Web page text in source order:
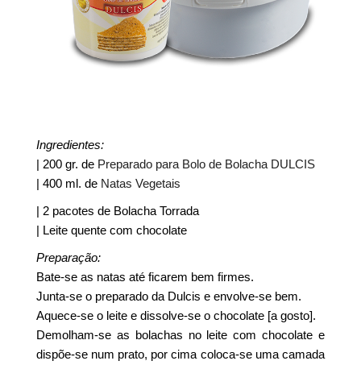
Ingredientes:
| 200 gr. de Preparado para Bolo de Bolacha DULCIS
| 400 ml. de Natas Vegetais
| 2 pacotes de Bolacha Torrada
| Leite quente com chocolate
Preparação:
Bate-se as natas até ficarem bem firmes.
Junta-se o preparado da Dulcis e envolve-se bem.
Aquece-se o leite e dissolve-se o chocolate [a gosto].
Demolham-se as bolachas no leite com chocolate e
dispõe-se num prato, por cima coloca-se uma camada